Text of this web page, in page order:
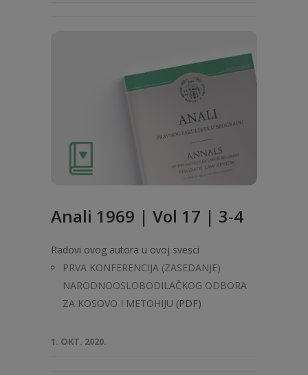
Anali 1969 | Vol 17 | 3-4
Radovi ovog autora u ovoj svesci
PRVA KONFERENCIJA (ZASEDANJE)
NARODNOOSLOBODILAČKOG ODBORA
ZA KOSOVO I METOHIJU (PDF)
1. OKT. 2020.